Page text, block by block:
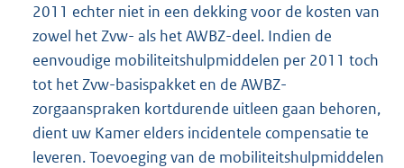
2011 echter niet in een dekking voor de kosten van
zowel het Zvw- als het AWBZ-deel. Indien de
eenvoudige mobiliteitshulpmiddelen per 2011 toch
tot het Zvw-basispakket en de AWBZ-
zorgaanspraken kortdurende uitleen gaan behoren,
dient uw Kamer elders incidentele compensatie te
leveren. Toevoeging van de mobiliteitshulpmiddelen